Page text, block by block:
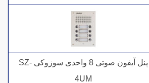
پنل آیفون صوتی 8 واحدی سوزوکی SZ-
4UM